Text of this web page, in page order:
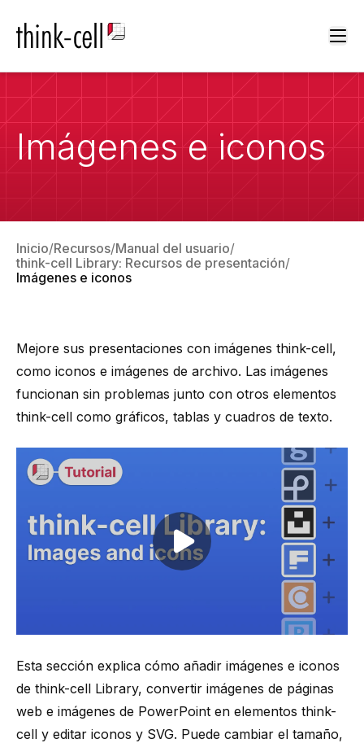
Imágenes e iconos
Inicio Recursos Manual del usuario
think-cell Library: Recursos de presentación
Imágenes e iconos
Mejore sus presentaciones con imágenes think-cell,
como iconos e imágenes de archivo. Las imágenes
funcionan sin problemas junto con otros elementos
think-cell como gráficos, tablas y cuadros de texto.
Play video
Esta sección explica cómo añadir imágenes e iconos
de think-cell Library, convertir imágenes de páginas
web e imágenes de PowerPoint en elementos think-
cell y editar iconos y SVG. Puede cambiar el tamaño,